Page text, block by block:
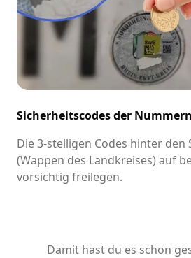
Sicherheitscodes der
Die 3-stelligen Codes hinter den
(Wappen des Landkreises) auf
vorsichtig freilegen.
Damit hast du es schon